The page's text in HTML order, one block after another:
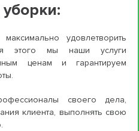
уборки:
удовлетворить
этого мы наши услуги
ценам и гарантируем
своего дела,
клиента, выполнять свою